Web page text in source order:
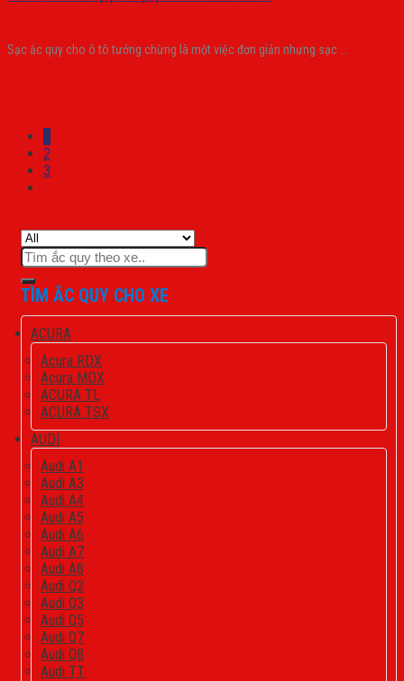
Sạc ắc quy cho ô tô tưởng chừng là một việc đơn giản nhưng sạc ...
1
2
3
Tìm
kiếm:
TÌM ẮC QUY CHO XE
ACURA
Acura RDX
Acura MDX
ACURA TL
ACURA TSX
AUDI
Audi A1
Audi A3
Audi A4
Audi A5
Audi A6
Audi A7
Audi A8
Audi Q2
Audi Q3
Audi Q5
Audi Q7
Audi Q8
Audi TT